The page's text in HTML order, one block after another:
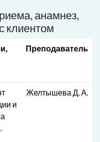
анамнез,
клиентом
Преподаватель
и
Желтышева Д. А.